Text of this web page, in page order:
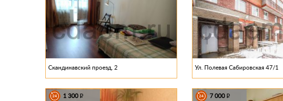
Скандинавский проезд, 2 Ул. Полевая Сабировская 47/1
1 300 P 7 000 P